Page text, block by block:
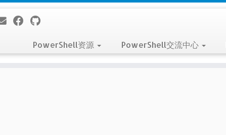
PowerShell资源 PowerShell交流中心